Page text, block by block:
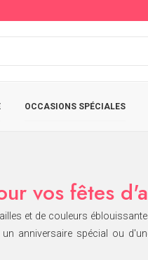
OCCASIONS SPÉCIALES
vos fêtes
et de couleurs
anniversaire spécial ou